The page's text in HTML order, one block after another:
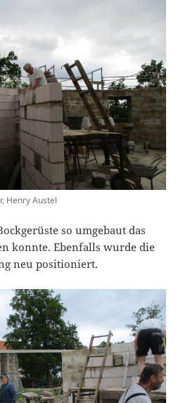
Henry Austel
so umgebaut das
konnte. Ebenfalls wurde die
neu positioniert.